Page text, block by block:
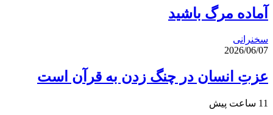
آماده مرگ باشید
سخنرانی
2026/06/07
عزتِ انسان در چنگ زدن به قرآن است
11 ساعت پیش